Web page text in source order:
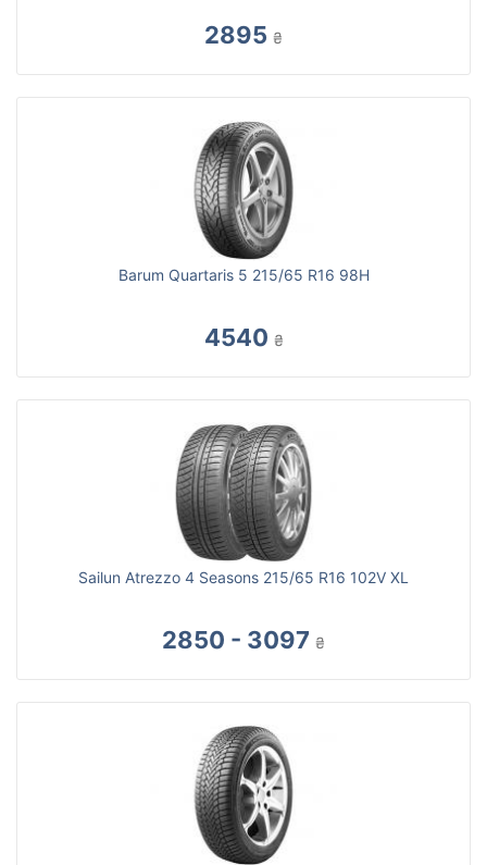
2895 ₴
Barum Quartaris 5 215/65 R16 98H
4540 ₴
Sailun Atrezzo 4 Seasons 215/65 R16 102V XL
2850 - 3097 ₴